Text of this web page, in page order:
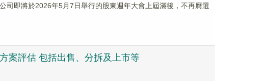
司即將於2026年5月7日舉行的股東週年大會上屆滿後，不再膺選
案評估 包括出售、分拆及上市等